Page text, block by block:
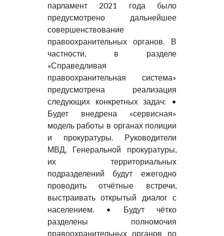
парламент 2021 года было
предусмотрено дальнейшее
совершенствование
правоохранительных органов. В
частности, в разделе
«Справедливая
правоохранительная система»
предусмотрена реализация
следующих конкретных задач: •
Будет внедрена «сервисная»
модель работы в органах полиции
и прокуратуры. Руководители
МВД, Генеральной прокуратуры,
их территориальных
подразделений будут ежегодно
проводить отчётные встречи,
выстраивать открытый диалог с
населением. • Будут чётко
разделены полномочия
правоохранительных органов по